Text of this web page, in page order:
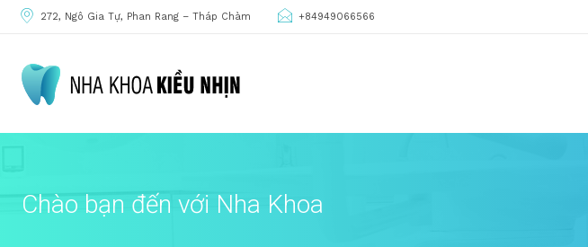
272, Ngô Gia Tự, Phan Rang – Tháp Chàm +84949066566
Chào bạn đến với Nha Khoa